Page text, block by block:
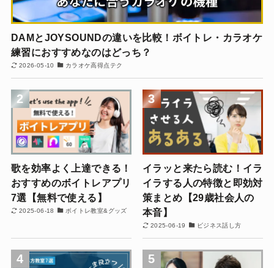
DAMとJOYSOUNDの違いを比較！ボイトレ・カラオケ
練習におすすめなのはどっち？
2026-05-10 カラオケ高得点テク
2
歌を効率よく上達できる！
おすすめのボイトレアプリ
7選【無料で使える】
2025-06-18 ボイトレ教室&グッズ
3
イラッと来たら読む！イラ
イラする人の特徴と即効対
策まとめ【29歳社会人の
本音】
2025-06-19 ビジネス話し方
4 5